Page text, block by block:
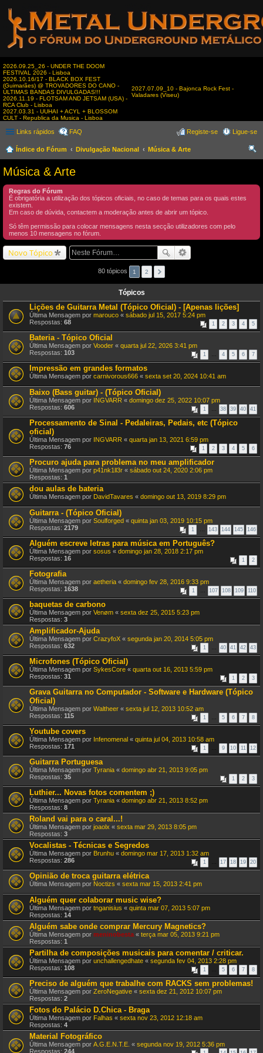
2026.09.25_26 - UNDER THE DOOM
FESTIVAL 2026 - Lisboa
2026.10.16/17 - BLACK BOX FEST
(Guimarães) @ TROVADORES DO CANO -
ÚLTIMAS BANDAS DIVULGADAS!!!
2026.11.19 - FLOTSAM AND JETSAM (USA) -
RCA Club - Lisboa
2027.03.31 - UUHAI + ACYL + BLOSSOM
CULT - Republica da Musica - Lisboa
2027.07.09_10 - Bajonca Rock Fest -
Valadares (Viseu)
Links rápidos FAQ Ligue-se
Registe-se
Índice do Fórum Divulgação Nacional
Música & Arte
Música & Arte
Regras do Fórum
É obrigatória a utilização dos tópicos oficiais, no caso de temas para os quais estes
existem.
Em caso de dúvida, contactem a moderação antes de abrir um tópico.
Só têm permissão para colocar mensagens nesta secção utilizadores com pelo
menos 10 mensagens no fórum.
Novo Tópico
80 tópicos 1 2
Tópicos
Lições de Guitarra Metal (Tópico Oficial) - [Apenas lições]
Última Mensagem por marouco « sábado jul 15, 2017 5:24 pm
Respostas: 68 1 2 3 4 5
Bateria - Tópico Oficial
Última Mensagem por Vooder « quarta jul 22, 2026 3:41 pm
Respostas: 103 1 … 4 5 6 7
Impressão em grandes formatos
Última Mensagem por carnivorous666 « sexta set 20, 2024 10:41 am
Baixo (Bass guitar) - (Tópico Oficial)
Última Mensagem por INGVARR « domingo dez 25, 2022 10:07 pm
Respostas: 606 1 … 38 39 40 41
Processamento de Sinal - Pedaleiras, Pedais, etc (Tópico
oficial)
Última Mensagem por INGVARR « quarta jan 13, 2021 6:59 pm
Respostas: 76 1 2 3 4 5 6
Procuro ajuda para problema no meu amplificador
Última Mensagem por p41nk1ll3r « sábado out 24, 2020 2:06 pm
Respostas: 1
dou aulas de bateria
Última Mensagem por DavidTavares « domingo out 13, 2019 8:29 pm
Guitarra - (Tópico Oficial)
Última Mensagem por Soulforged « quinta jan 03, 2019 10:15 pm
Respostas: 2179 1 … 143 144 145 146
Alguém escreve letras para música em Português?
Última Mensagem por sosus « domingo jan 28, 2018 2:17 pm
Respostas: 16 1 2
Fotografia
Última Mensagem por aetheria « domingo fev 28, 2016 9:33 pm
Respostas: 1638 1 … 107 108 109 110
baquetas de carbono
Última Mensagem por Venøm « sexta dez 25, 2015 5:23 pm
Respostas: 3
Amplificador-Ajuda
Última Mensagem por CrazyfoX « segunda jan 20, 2014 5:05 pm
Respostas: 632 1 … 40 41 42 43
Microfones (Tópico Oficial)
Última Mensagem por SykesCore « quarta out 16, 2013 5:59 pm
Respostas: 31 1 2 3
Grava Guitarra no Computador - Software e Hardware (Tópico
Oficial)
Última Mensagem por Waltheer « sexta jul 12, 2013 10:52 am
Respostas: 115 1 … 5 6 7 8
Youtube covers
Última Mensagem por Infenomenal « quinta jul 04, 2013 10:58 am
Respostas: 171 1 … 9 10 11 12
Guitarra Portuguesa
Última Mensagem por Tyrania « domingo abr 21, 2013 9:05 pm
Respostas: 35 1 2 3
Luthier... Novas fotos comentem ;)
Última Mensagem por Tyrania « domingo abr 21, 2013 8:52 pm
Respostas: 8
Roland vai para o caral...!
Última Mensagem por joaolx « sexta mar 29, 2013 8:05 pm
Respostas: 3
Vocalistas - Técnicas e Segredos
Última Mensagem por Brunhu « domingo mar 17, 2013 1:32 am
Respostas: 286 1 … 17 18 19 20
Opinião de troca guitarra elétrica
Última Mensagem por Noctizs « sexta mar 15, 2013 2:41 pm
Alguém quer colaborar music wise?
Última Mensagem por tnganisius « quinta mar 07, 2013 5:07 pm
Respostas: 14
Alguém sabe onde comprar Mercury Magnetics?
Última Mensagem por meninobesta « terça mar 05, 2013 9:21 pm
Respostas: 1
Partilha de composições musicais para comentar / criticar.
Última Mensagem por unchallengedhate « segunda fev 04, 2013 2:28 pm
Respostas: 108 1 … 5 6 7 8
Preciso de alguém que trabalhe com RACKS sem problemas!
Última Mensagem por ZeroNegative « sexta dez 21, 2012 10:07 pm
Respostas: 2
Fotos do Palácio D.Chica - Braga
Última Mensagem por Falhas « sexta nov 23, 2012 12:18 am
Respostas: 4
Material Fotográfico
Última Mensagem por A.G.E.N.T.E. « segunda nov 19, 2012 5:36 pm
Respostas: 244